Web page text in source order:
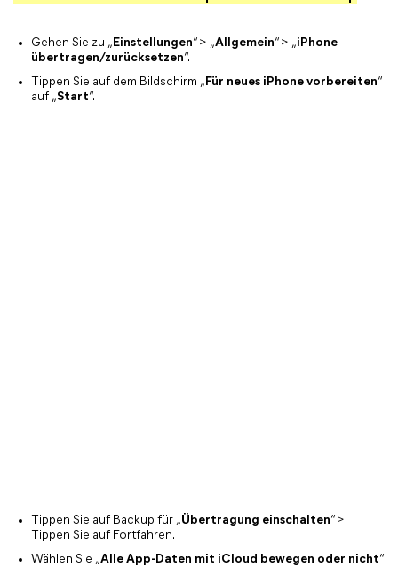
Gehen Sie zu „Einstellungen“ > „Allgemein“ > „iPhone
übertragen/zurücksetzen“.
Tippen Sie auf dem Bildschirm „Für neues iPhone vorbereiten“
auf „Start“.
Tippen Sie auf Backup für „Übertragung einschalten“ >
Tippen Sie auf Fortfahren.
Wählen Sie „Alle App-Daten mit iCloud bewegen oder nicht“